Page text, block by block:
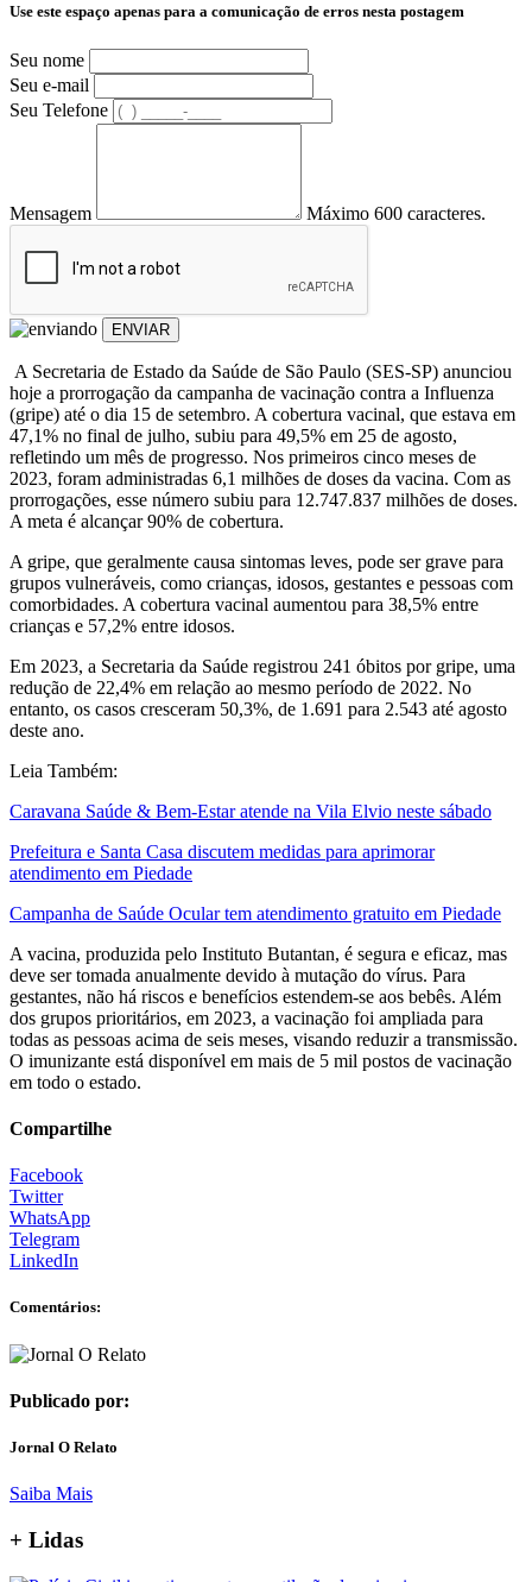
Use este espaço apenas para a comunicação de erros nesta postagem
Seu nome
Seu e-mail
Seu Telefone
Mensagem Máximo 600 caracteres.
ENVIAR
A Secretaria de Estado da Saúde de São Paulo (SES-SP) anunciou
hoje a prorrogação da campanha de vacinação contra a Influenza
(gripe) até o dia 15 de setembro. A cobertura vacinal, que estava em
47,1% no final de julho, subiu para 49,5% em 25 de agosto,
refletindo um mês de progresso. Nos primeiros cinco meses de
2023, foram administradas 6,1 milhões de doses da vacina. Com as
prorrogações, esse número subiu para 12.747.837 milhões de doses.
A meta é alcançar 90% de cobertura.
A gripe, que geralmente causa sintomas leves, pode ser grave para
grupos vulneráveis, como crianças, idosos, gestantes e pessoas com
comorbidades. A cobertura vacinal aumentou para 38,5% entre
crianças e 57,2% entre idosos.
Em 2023, a Secretaria da Saúde registrou 241 óbitos por gripe, uma
redução de 22,4% em relação ao mesmo período de 2022. No
entanto, os casos cresceram 50,3%, de 1.691 para 2.543 até agosto
deste ano.
Leia Também:
Caravana Saúde & Bem-Estar atende na Vila Elvio neste sábado
Prefeitura e Santa Casa discutem medidas para aprimorar
atendimento em Piedade
Campanha de Saúde Ocular tem atendimento gratuito em Piedade
A vacina, produzida pelo Instituto Butantan, é segura e eficaz, mas
deve ser tomada anualmente devido à mutação do vírus. Para
gestantes, não há riscos e benefícios estendem-se aos bebês. Além
dos grupos prioritários, em 2023, a vacinação foi ampliada para
todas as pessoas acima de seis meses, visando reduzir a transmissão.
O imunizante está disponível em mais de 5 mil postos de vacinação
em todo o estado.
Compartilhe
Facebook
Twitter
WhatsApp
Telegram
LinkedIn
Comentários:
Publicado por:
Jornal O Relato
Saiba Mais
+ Lidas